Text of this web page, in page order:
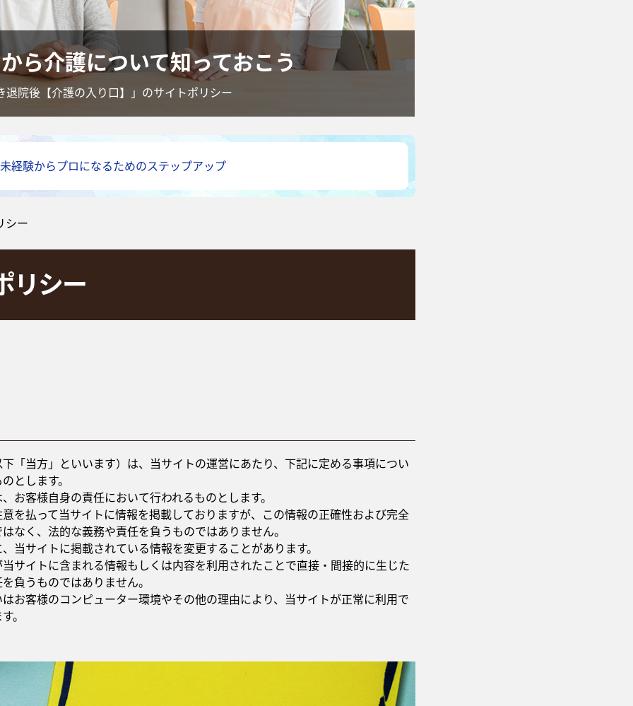
ら介護について知っておこう
退院後【介護の入り口】」のサイトポリシー
未経験からプロになるためのステップアップ
シー
リシー
「当方」といいます）は、当サイトの運営にあたり、下記に定める事項につい
とします。
お客様自身の責任において行われるものとします。
を払って当サイトに情報を掲載しておりますが、この情報の正確性および完全
なく、法的な義務や責任を負うものではありません。
当サイトに掲載されている情報を変更することがあります。
サイトに含まれる情報もしくは内容を利用されたことで直接・間接的に生じた
負うものではありません。
お客様のコンピューター環境やその他の理由により、当サイトが正常に利用で
。